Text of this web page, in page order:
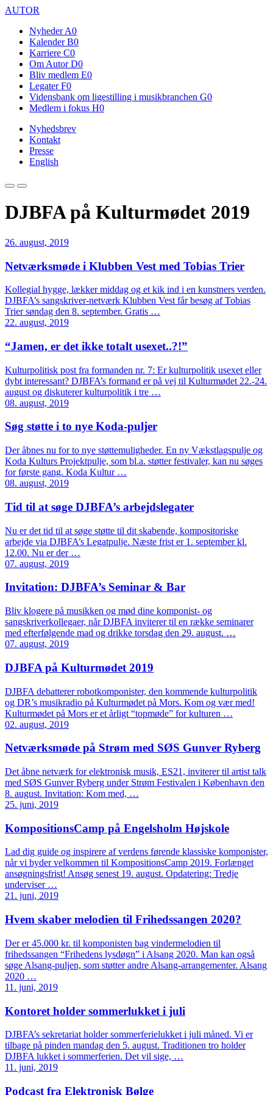
AUTOR
Nyheder A0
Kalender B0
Karriere C0
Om Autor D0
Bliv medlem E0
Legater F0
Vidensbank om ligestilling i musikbranchen G0
Medlem i fokus H0
Nyhedsbrev
Kontakt
Presse
English
DJBFA på Kulturmødet 2019
26. august, 2019
Netværksmøde i Klubben Vest med Tobias Trier
Kollegial hygge, lækker middag og et kik ind i en kunstners verden.
DJBFA’s sangskriver-netværk Klubben Vest får besøg af Tobias
Trier søndag den 8. september. Gratis …
22. august, 2019
“Jamen, er det ikke totalt usexet..?!”
Kulturpolitisk post fra formanden nr. 7: Er kulturpolitik usexet eller
dybt interessant? DJBFA’s formand er på vej til Kulturmødet 22.-24.
august og diskuterer kulturpolitik i tre …
08. august, 2019
Søg støtte i to nye Koda-puljer
Der åbnes nu for to nye støttemuligheder. En ny Vækstlagspulje og
Koda Kulturs Projektpulje, som bl.a. støtter festivaler, kan nu søges
for første gang. Koda Kultur …
08. august, 2019
Tid til at søge DJBFA’s arbejdslegater
Nu er det tid til at søge støtte til dit skabende, kompositoriske
arbejde via DJBFA’s Legatpulje. Næste frist er 1. september kl.
12.00. Nu er der …
07. august, 2019
Invitation: DJBFA’s Seminar & Bar
Bliv klogere på musikken og mød dine komponist- og
sangskriverkollegaer, når DJBFA inviterer til en række seminarer
med efterfølgende mad og drikke torsdag den 29. august. …
07. august, 2019
DJBFA på Kulturmødet 2019
DJBFA debatterer robotkomponister, den kommende kulturpolitik
og DR’s musikradio på Kulturmødet på Mors. Kom og vær med!
Kulturmødet på Mors er et årligt “topmøde” for kulturen …
02. august, 2019
Netværksmøde på Strøm med SØS Gunver Ryberg
Det åbne netværk for elektronisk musik, ES21, inviterer til artist talk
med SØS Gunver Ryberg under Strøm Festivalen i København den
8. august. Invitation: Kom med, …
25. juni, 2019
KompositionsCamp på Engelsholm Højskole
Lad dig guide og inspirere af verdens førende klassiske komponister,
når vi byder velkommen til KompositionsCamp 2019. Forlænget
ansøgningsfrist! Ansøg senest 19. august. Opdatering: Tredje
underviser …
21. juni, 2019
Hvem skaber melodien til Frihedssangen 2020?
Der er 45.000 kr. til komponisten bag vindermelodien til
frihedssangen “Frihedens lysdøgn” i Alsang 2020. Man kan også
søge Alsang-puljen, som støtter andre Alsang-arrangementer. Alsang
2020 …
11. juni, 2019
Kontoret holder sommerlukket i juli
DJBFA’s sekretariat holder sommerferielukket i juli måned. Vi er
tilbage på pinden mandag den 5. august. Traditionen tro holder
DJBFA lukket i sommerferien. Det vil sige, …
11. juni, 2019
Podcast fra Elektronisk Bølge